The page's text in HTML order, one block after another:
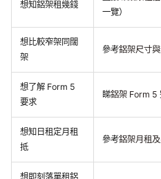
想知鋁架租幾錢
一覽）
想比較窄架同闊
架
參考鋁架尺寸
想了解 Form 5
要求
睇鋁架 Form 5
想知日租定月租
抵
參考鋁架月租
想即刻落單租鋁